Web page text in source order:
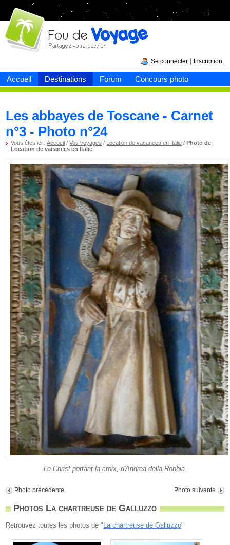
Accueil Destinations Forum Concours photo
Fou devoyage
Se connecter Inscription
Les abbayes de Toscane - Carnet
n°3 - Photo n°24
Vous êtes ici :Accueil /Vos voyages / Location de vacances en Italie /Photo de
Location de vacances en Italie
Le Christ portant la croix, d'Andrea della Robbia.
Photo précédente Photo suivante
Photos La chartreuse de Galluzzo
Retrouvez toutes les photos de " La chartreuse de Galluzzo"